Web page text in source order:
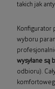
takich jak
Konfigurator
wyboru
wysyłane są
odbioru).